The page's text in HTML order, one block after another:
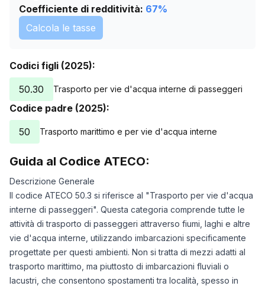
Coefficiente di redditività: 67%
Calcola le tasse
Codici figli (2025):
50.30
Trasporto per vie d'acqua interne di passeggeri
Codice padre (2025):
50
Trasporto marittimo e per vie d'acqua interne
Guida al Codice ATECO:
Descrizione Generale
Il codice ATECO 50.3 si riferisce al "Trasporto per vie d'acqua
interne di passeggeri". Questa categoria comprende tutte le
attività di trasporto di passeggeri attraverso fiumi, laghi e altre
vie d'acqua interne, utilizzando imbarcazioni specificamente
progettate per questi ambienti. Non si tratta di mezzi adatti al
trasporto marittimo, ma piuttosto di imbarcazioni fluviali o
lacustri, che consentono spostamenti tra località, spesso in